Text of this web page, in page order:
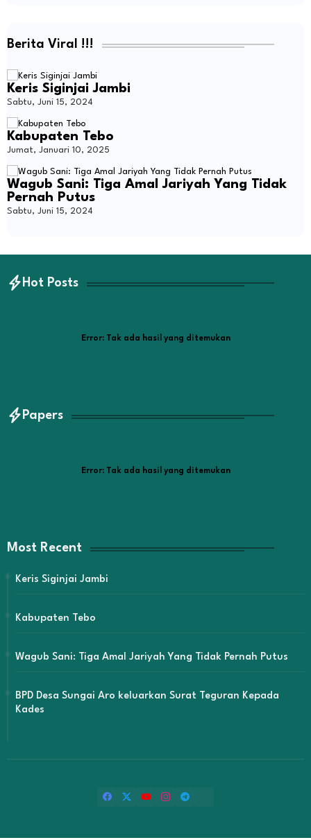
Berita Viral !!!
Keris Siginjai Jambi
Sabtu, Juni 15, 2024
Kabupaten Tebo
Jumat, Januari 10, 2025
Wagub Sani: Tiga Amal Jariyah Yang Tidak
Pernah Putus
Sabtu, Juni 15, 2024
Hot Posts
Error:Tak ada hasil yang ditemukan
Papers
Error:Tak ada hasil yang ditemukan
Most Recent
Keris Siginjai Jambi
Kabupaten Tebo
Wagub Sani: Tiga Amal Jariyah Yang Tidak Pernah Putus
BPD Desa Sungai Aro keluarkan Surat Teguran Kepada
Kades